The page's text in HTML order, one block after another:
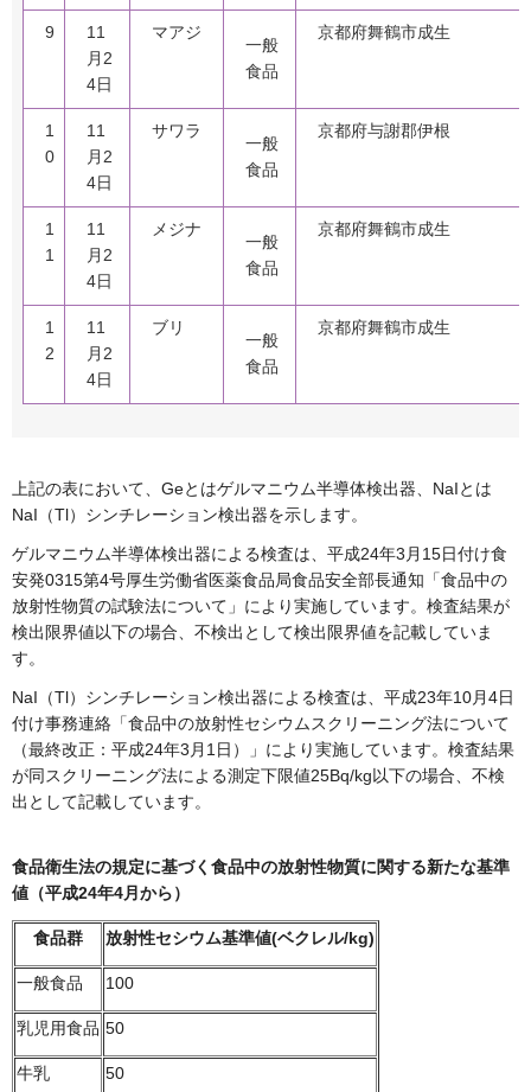
9
11
月2
4日
マアジ
一般
食品
京都府舞鶴市成生
1
0
11
月2
4日
サワラ
一般
食品
京都府与謝郡伊根
1
1
11
月2
4日
メジナ
一般
食品
京都府舞鶴市成生
1
2
11
月2
4日
ブリ
一般
食品
京都府舞鶴市成生
上記の表において、Geとはゲルマニウム半導体検出器、NaIとは
NaI（Tl）シンチレーション検出器を示します。
ゲルマニウム半導体検出器による検査は、平成24年3月15日付け食
安発0315第4号厚生労働省医薬食品局食品安全部長通知「食品中の
放射性物質の試験法について」により実施しています。検査結果が
検出限界値以下の場合、不検出として検出限界値を記載していま
す。
NaI（Tl）シンチレーション検出器による検査は、平成23年10月4日
付け事務連絡「食品中の放射性セシウムスクリーニング法について
（最終改正：平成24年3月1日）」により実施しています。検査結果
が同スクリーニング法による測定下限値25Bq/kg以下の場合、不検
出として記載しています。
食品衛生法の規定に基づく食品中の放射性物質に関する新たな基準
値（平成24年4月から）
食品群 放射性セシウム基準値(ベクレル/kg)
一般食品 100
乳児用食品 50
牛乳 50